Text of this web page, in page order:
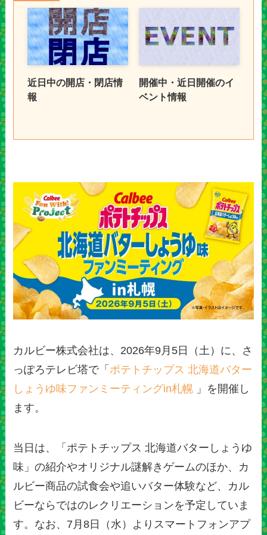
近日中の開店・閉店情
報
開催中・近日開催のイ
ベント情報
カルビー株式会社は、2026年9月5日（土）に、さ
っぽろテレビ塔で「 ポテトチップス 北海道バター
しょうゆ味ファンミーティングin札幌 」を開催し
ます。
当日は、「ポテトチップス 北海道バターしょうゆ
味」の紹介やオリジナル謎解きゲームのほか、カ
ルビー商品の試食会や追いバター体験など、カル
ビーならではのレクリエーションを予定していま
す。なお、7月8日（水）よりスマートフォンアプ